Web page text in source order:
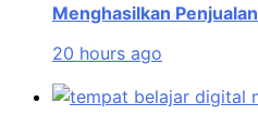
Menghasilkan Penjualan
20 hours ago